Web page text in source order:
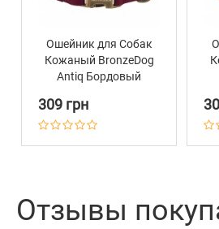
Ошейник для Собак
Кожаный BronzeDog
Antiq Бордовый
309 грн
Отзывы